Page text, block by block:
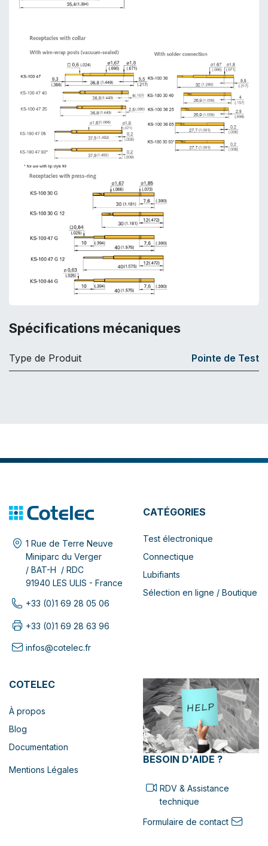
Spécifications mécaniques
Type de Produit Pointe de Test
1 Rue de Terre Neuve
Miniparc du Verger
/ BAT-H / RDC
91940 LES ULIS - France
+33 (0)1 69 28 05 06
+33 (0)1 69 28 63 96
infos@cotelec.fr
CATÉGORIES
Test électronique
Connectique
Lubifiants
Sélection en ligne / Boutique
COTELEC
À propos
Blog
Documentation
Mentions Légales
BESOIN D'AIDE ?
RDV & Assistance
technique
Formulaire de contact